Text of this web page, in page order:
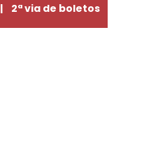
| 2ª via de boletos